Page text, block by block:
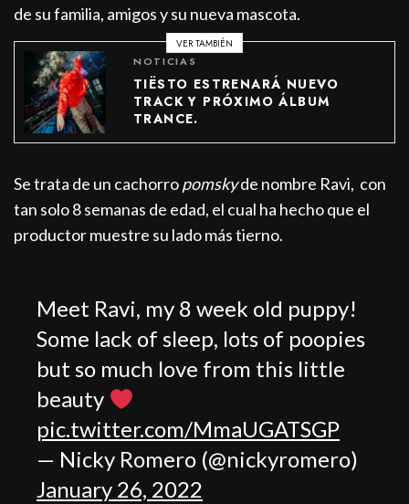
de su familia, amigos y su nueva mascota.
VER TAMBIÉN
NOTICIAS
TIËSTO ESTRENARÁ NUEVO
TRACK Y PRÓXIMO ÁLBUM
TRANCE.
Se trata de un cachorropomskyde nombre Ravi, con
tan solo 8 semanas de edad, el cual ha hecho que el
productor muestre su lado más tierno.
Meet Ravi, my 8 week old puppy!
Some lack of sleep, lots of poopies
but so much love from this little
beauty
pic.twitter.com/MmaUGATSGP
— Nicky Romero (@nickyromero)
January 26, 2022